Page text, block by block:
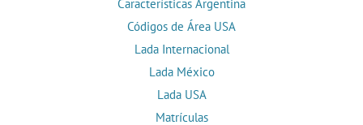
Características Argentina
Códigos de Área USA
Lada Internacional
Lada México
Lada USA
Matrículas